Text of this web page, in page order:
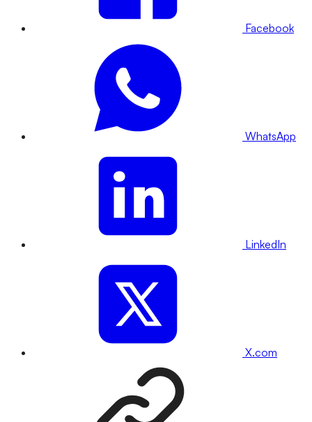
Facebook
WhatsApp
LinkedIn
X.com